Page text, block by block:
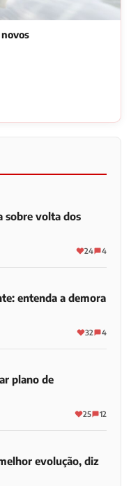
sobre volta dos
24 4
entenda a demora
32 4
plano de
25 12
evolução, diz